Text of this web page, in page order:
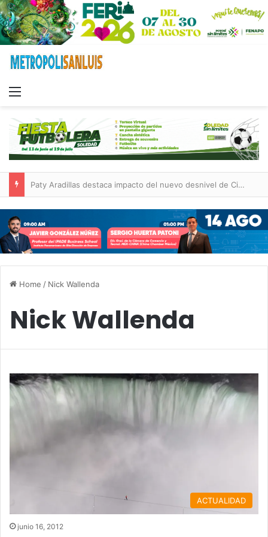
Paty Aradillas destaca impacto del nuevo desnivel de Circuito Potosí en la movilidad de Villa de Pozos
Home / Nick Wallenda
Nick Wallenda
ACTUALIDAD
junio 16, 2012